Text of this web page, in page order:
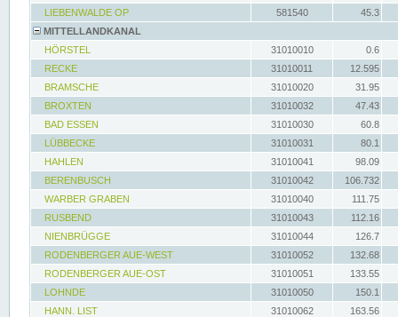
LIEBENWALDE OP
581540
45.3
MITTELLANDKANAL
HÖRSTEL
31010010
0.6
RECKE
31010011
12.595
BRAMSCHE
31010020
31.95
BROXTEN
31010032
47.43
BAD ESSEN
31010030
60.8
LÜBBECKE
31010031
80.1
HAHLEN
31010041
98.09
BERENBUSCH
31010042
106.732
WARBER GRABEN
31010040
111.75
RUSBEND
31010043
112.16
NIENBRÜGGE
31010044
126.7
RODENBERGER AUE-WEST
31010052
132.68
RODENBERGER AUE-OST
31010051
133.55
LOHNDE
31010050
150.1
HANN. LIST
31010062
163.56